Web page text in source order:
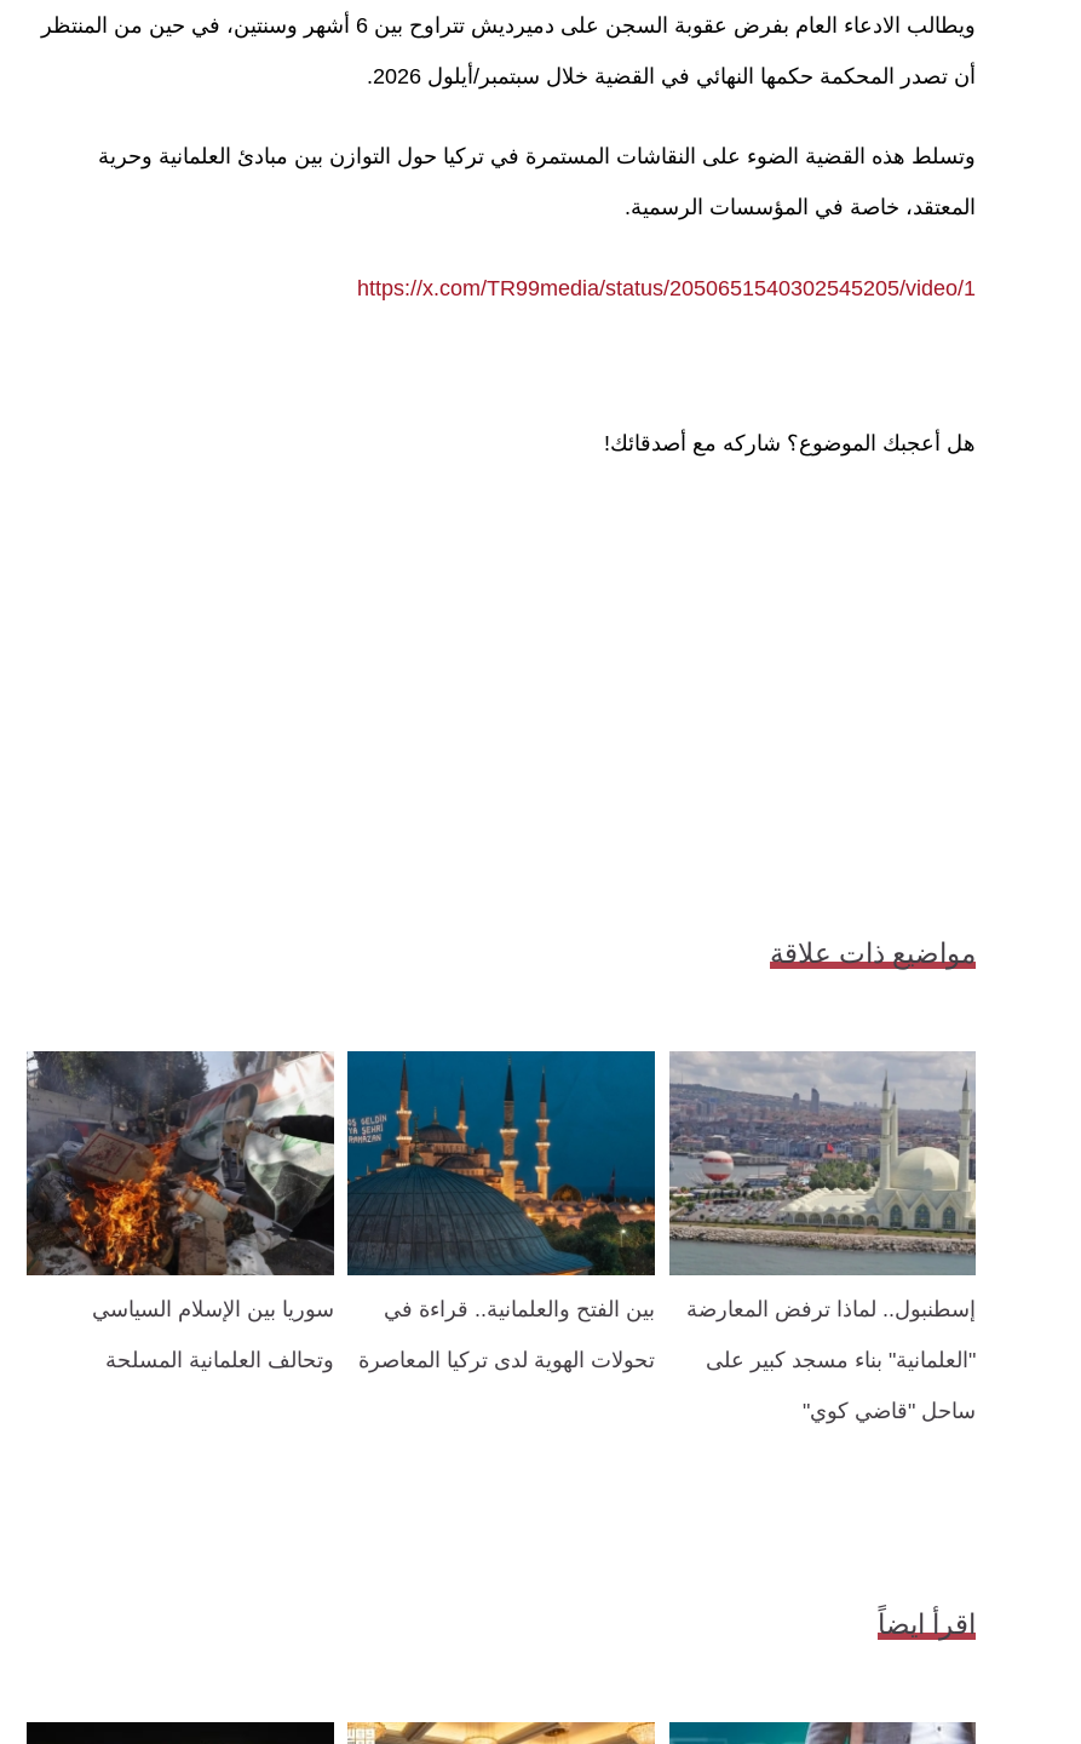
ويطالب الادعاء العام بفرض عقوبة السجن على دميرديش تتراوح بين 6 أشهر وسنتين، في حين من المنتظر
أن تصدر المحكمة حكمها النهائي في القضية خلال سبتمبر/أيلول 2026.
وتسلط هذه القضية الضوء على النقاشات المستمرة في تركيا حول التوازن بين مبادئ العلمانية وحرية
المعتقد، خاصة في المؤسسات الرسمية.
https://x.com/TR99media/status/2050651540302545205/video/1
هل أعجبك الموضوع؟ شاركه مع أصدقائك!
مواضيع ذات علاقة
إسطنبول.. لماذا ترفض المعارضة
"العلمانية" بناء مسجد كبير على
ساحل "قاضي كوي"
بين الفتح والعلمانية.. قراءة في
تحولات الهوية لدى تركيا المعاصرة
سوريا بين الإسلام السياسي
وتحالف العلمانية المسلحة
اقرأ ايضاً